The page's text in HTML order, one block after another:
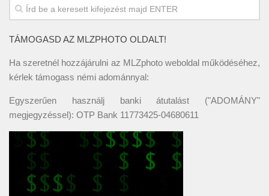
TÁMOGASD AZ MLZPHOTO OLDALT!
Ha szeretnél hozzájárulni az MLZphoto weboldal működéséhez,
kérlek támogass némi adománnyal:
Egyszerűen használj banki átutalást ("ADOMÁNY"
megjegyzéssel): OTP Bank 11773425-04680611